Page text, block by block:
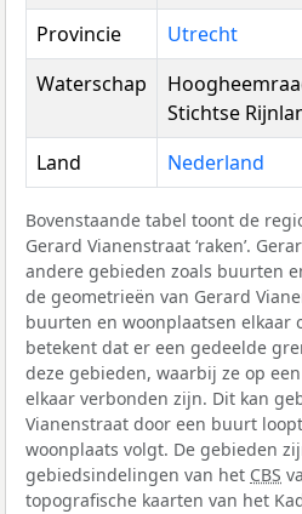
Provincie Utrecht
Waterschap
Stichtse
Land Nederland
Bovenstaande tabel toont de
Gerard Vianenstraat ‘raken’.
andere gebieden zoals buurten
de geometrieën van Gerard
buurten en woonplaatsen elkaar
betekent dat er een gedeelde
deze gebieden, waarbij ze op
elkaar verbonden zijn. Dit kan
Vianenstraat door een buurt
woonplaats volgt. De gebieden
gebiedsindelingen van het CBS
topografische kaarten van het